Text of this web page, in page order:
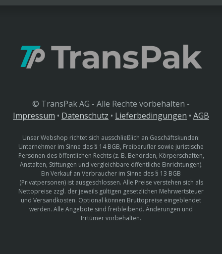
© TransPak AG - Alle Rechte vorbehalten -
Impressum • Datenschutz • Lieferbedingungen • AGB
Unser Webshop richtet sich ausschließlich an Geschäftskunden:
Unternehmer im Sinne des § 14 BGB, Freiberufler sowie juristische
Personen des öffentlichen Rechts (z. B. Behörden, Körperschaften,
Anstalten, Stiftungen und vergleichbare öffentliche Einrichtungen).
Ein Verkauf an Verbraucher im Sinne des § 13 BGB
(Privatpersonen) ist ausgeschlossen. Alle Preise verstehen sich als
Nettopreise zzgl. der jeweils gültigen gesetzlichen Mehrwertsteuer
und Versandkosten. Optional können Bruttopreise eingeblendet
werden. Alle Angebote sind freibleibend. Änderungen und
Irrtümer vorbehalten.